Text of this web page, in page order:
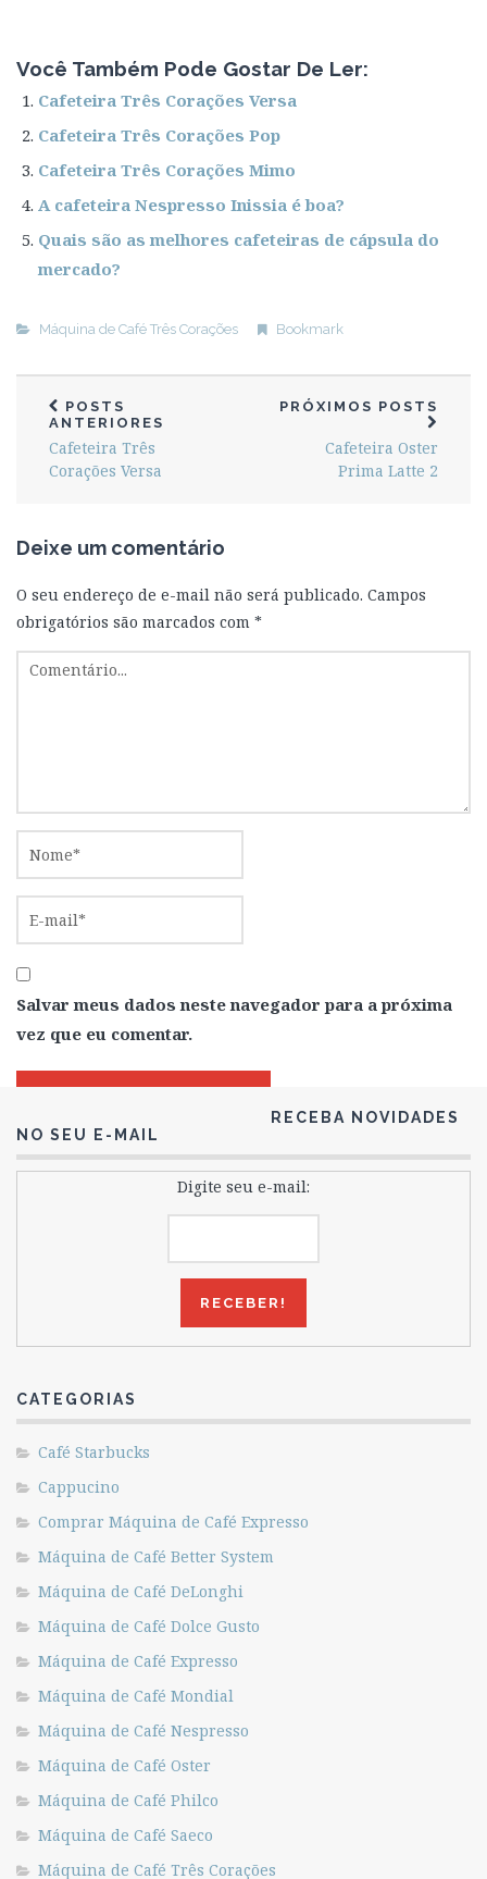
Você Também Pode Gostar De Ler:
Cafeteira Três Corações Versa
Cafeteira Três Corações Pop
Cafeteira Três Corações Mimo
A cafeteira Nespresso Inissia é boa?
Quais são as melhores cafeteiras de cápsula do
mercado?
Máquina de Café Três Corações Bookmark
POSTS
ANTERIORES
Cafeteira Três
Corações Versa
PRÓXIMOS POSTS
Cafeteira Oster
Prima Latte 2
Deixe um comentário
O seu endereço de e-mail não será publicado. Campos
obrigatórios são marcados com *
Salvar meus dados neste navegador para a próxima
vez que eu comentar.
RECEBA NOVIDADES
NO SEU E-MAIL
Digite seu e-mail:
CATEGORIAS
Café Starbucks
Cappucino
Comprar Máquina de Café Expresso
Máquina de Café Better System
Máquina de Café DeLonghi
Máquina de Café Dolce Gusto
Máquina de Café Expresso
Máquina de Café Mondial
Máquina de Café Nespresso
Máquina de Café Oster
Máquina de Café Philco
Máquina de Café Saeco
Máquina de Café Três Corações